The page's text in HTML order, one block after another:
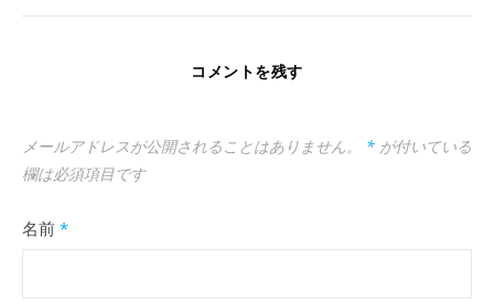
コメントを残す
メールアドレスが公開されることはありません。 * が付いている
欄は必須項目です
名前 *